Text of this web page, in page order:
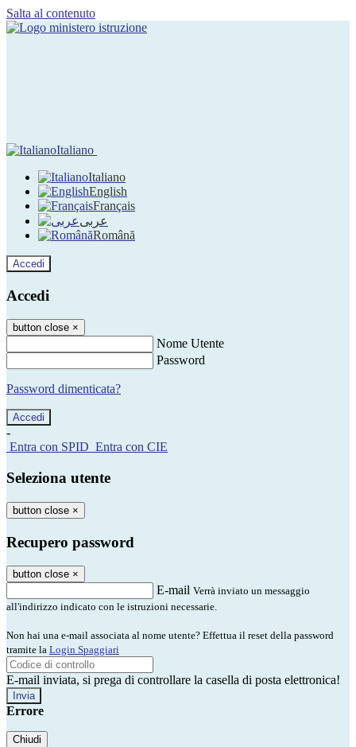
Salta al contenuto
Italiano
Italiano
English
Français
عربى
Română
Accedi
Accedi
button close ×
Nome Utente
Password
Password dimenticata?
-
Entra con SPID Entra con CIE
Seleziona utente
button close ×
Recupero password
button close ×
E-mail Verrà inviato un messaggio
all'indirizzo indicato con le istruzioni necessarie.
Non hai una e-mail associata al nome utente? Effettua il reset della password
tramite la Login Spaggiari
E-mail inviata, si prega di controllare la casella di posta elettronica!
Errore
Chiudi